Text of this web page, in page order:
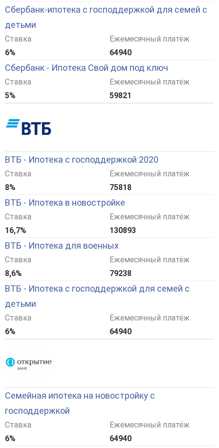
Сбербанк-ипотека с господдержкой для семей с
детьми
Ставка
6%
Ежемесячный платёж
64940
Сбербанк - Ипотека Свой дом под ключ
Ставка
5%
Ежемесячный платёж
59821
ВТБ - Ипотека с господдержкой 2020
Ставка
8%
Ежемесячный платёж
75818
ВТБ - Ипотека в новостройке
Ставка
16,7%
Ежемесячный платёж
130893
ВТБ - Ипотека для военных
Ставка
8,6%
Ежемесячный платёж
79238
ВТБ - Ипотека с господдержкой для семей с
детьми
Ставка
6%
Ежемесячный платёж
64940
Семейная ипотека на новостройку с
господдержкой
Ставка
6%
Ежемесячный платёж
64940